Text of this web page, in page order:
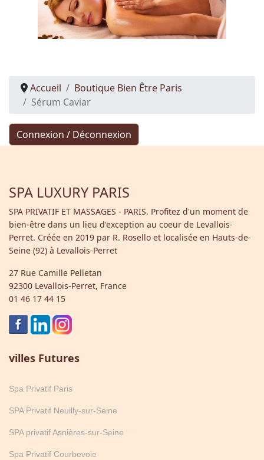
Accueil
Boutique Bien Être Paris
Sérum Caviar
Connexion / Déconnexion
SPA LUXURY PARIS
SPA PRIVATIF ET MASSAGES - PARIS. Profitez d'un moment de
bien-être dans un lieu d'exception au coeur de Levallois-
Perret. Créée en 2019 par R. Rosello et localisée en Hauts-de-
Seine (92) à Levallois-Perret
27 Rue Camille Pelletan
92300 Levallois-Perret, France
01 46 17 44 15
villes Futures
Spa Privatif Paris
SPA Privatif Neuilly-sur-Seine
SPA privatif Asnières-sur-Seine
Spa Privatif Courbevoie